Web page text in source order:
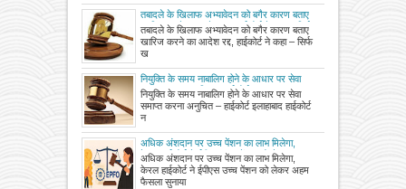
तबादले के खिलाफ अभ्यावेदन को बगैर कारण बताए
खारिज करने का आदेश रद्द, हाईकोर्ट ने कहा – सिर्फ
खारिज लिख देने से प्रतीत होता है कि प्राधिकारी ने
निर्णय लेते वक्त विवेक का उचित प्रयोग नहीं किया
तबादले के खिलाफ अभ्यावेदन को बगैर कारण बताए
खारिज करने का आदेश रद्द, हाईकोर्ट ने कहा – सिर्फ
ख
नियुक्ति के समय नाबालिग होने के आधार पर सेवा
समाप्त करना अनुचित – हाईकोर्ट
नियुक्ति के समय नाबालिग होने के आधार पर सेवा
समाप्त करना अनुचित – हाईकोर्ट इलाहाबाद हाईकोर्ट
न
अधिक अंशदान पर उच्च पेंशन का लाभ मिलेगा,
केरल हाईकोर्ट ने ईपीएस उच्च पेंशन को लेकर अहम
फैसला सुनाया, 2014 के बाद सेवानिवृत्त कर्मचारियों
को राहत
अधिक अंशदान पर उच्च पेंशन का लाभ मिलेगा,
केरल हाईकोर्ट ने ईपीएस उच्च पेंशन को लेकर अहम
फैसला सुनाया